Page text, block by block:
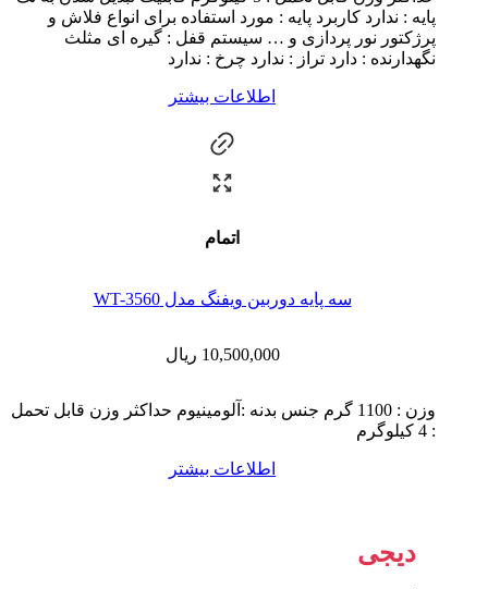
پایه : ندارد کاربرد پایه : مورد استفاده برای انواع فلاش و
پرژکتور نور پردازی و … سیستم قفل : گیره ای مثلث
نگهدارنده : دارد تراز : ندارد چرخ : ندارد
اطلاعات بیشتر
اتمام
سه پایه دوربین ویفنگ مدل WT-3560
10,500,000 ریال
وزن : 1100 گرم جنس بدنه :آلومینیوم حداکثر وزن قابل تحمل
: 4 کیلوگرم
اطلاعات بیشتر
دیجی